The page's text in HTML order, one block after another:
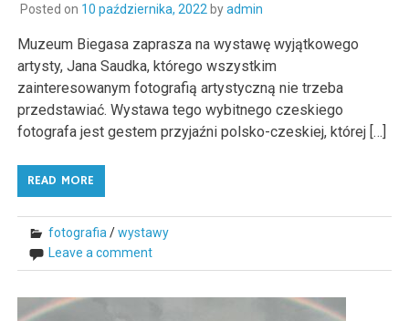
Posted on 10 października, 2022 byadmin
Muzeum Biegasa zaprasza na wystawę wyjątkowego
artysty, Jana Saudka, którego wszystkim
zainteresowanym fotografią artystyczną nie trzeba
przedstawiać. Wystawa tego wybitnego czeskiego
fotografa jest gestem przyjaźni polsko-czeskiej, której […]
READ MORE
fotografia /wystawy
Leave a comment